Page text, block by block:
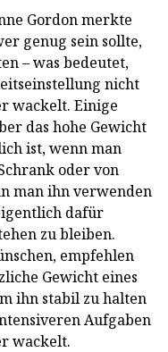
Gordon merkte
genug sein sollte,
– was bedeutet,
nicht
wackelt. Einige
das hohe Gewicht
ist, wenn man
oder von
man ihn verwenden
dafür
zu bleiben.
empfehlen
Gewicht eines
ihn stabil zu halten
Aufgaben
wackelt.